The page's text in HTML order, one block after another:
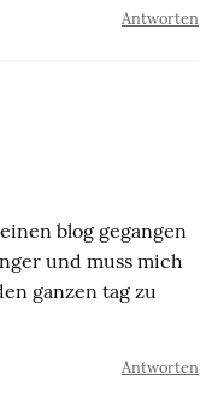
Antworten
blog gegangen
und muss mich
ganzen tag zu
Antworten